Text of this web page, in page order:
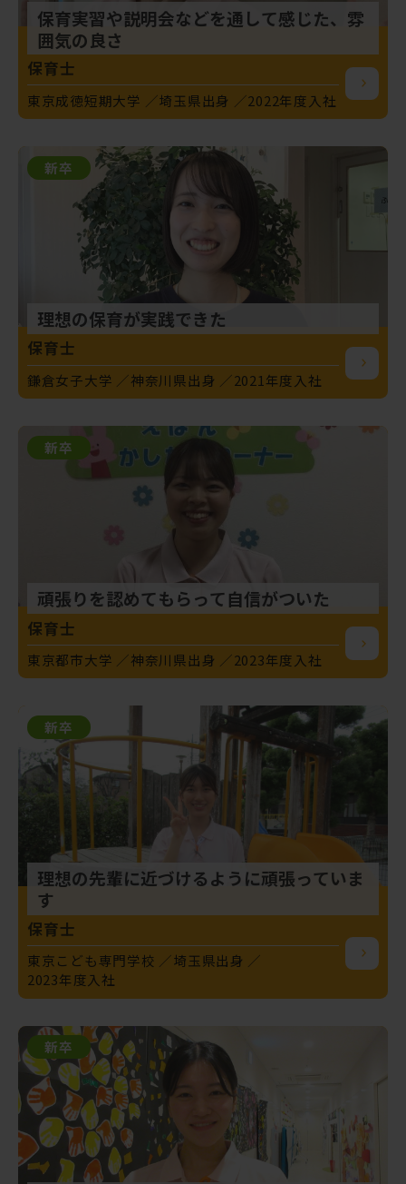
保育実習や説明会などを通して感じた、雰
囲気の良さ
保育士
東京成徳短期大学 埼玉県出身 2022年度入社
新卒
理想の保育が実践できた
保育士
鎌倉女子大学 神奈川県出身 2021年度入社
新卒
頑張りを認めてもらって自信がついた
保育士
東京都市大学 神奈川県出身 2023年度入社
新卒
理想の先輩に近づけるように頑張っていま
す
保育士
東京こども専門学校
埼玉県出身
2023年度入社
新卒